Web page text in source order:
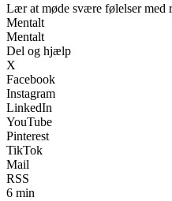
Lær at møde svære følelser med
Mentalt
Mentalt
Del og hjælp
X
Facebook
Instagram
LinkedIn
YouTube
Pinterest
TikTok
Mail
RSS
6 min